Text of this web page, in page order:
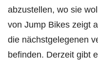
abzustellen, wo sie
von Jump Bikes zeigt
die nächstgelegenen
befinden. Derzeit gibt